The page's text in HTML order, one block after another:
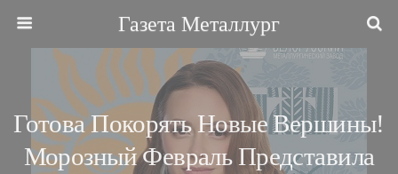
Газета Металлург
Готова Покорять Новые Вершины!
Морозный Февраль Представила